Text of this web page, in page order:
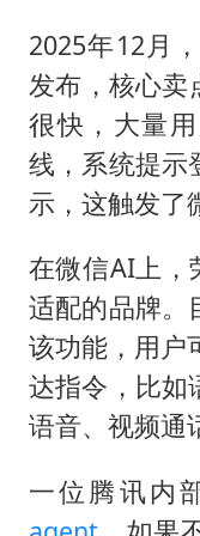
2025年12月
发布，核心卖
很快，大量
线，系统提示
示，这触发了
在微信AI上，
适配的品牌。
该功能，用户
达指令，比如
语音、视频通
一位腾讯内